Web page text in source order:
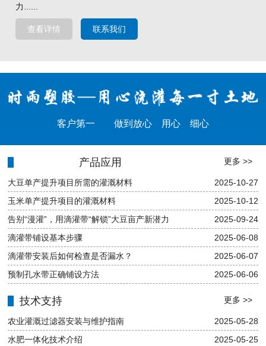
力......
查看详情 联系我们
客户第一 做到放心 用心 细心
更多 >>
产品应用
2025-10-27
大豆单产提升项目所需的灌溉材料
2025-10-12
玉米单产提升项目的灌溉材料
2025-09-24
告别“漫灌”，用滴灌带“解锁”大豆亩产新潜力
2025-06-08
滴灌带铺设基本步骤
2025-06-07
滴灌带安装后如何检查是否漏水？
2025-06-06
预制孔水带正确铺设方法
更多 >>
技术支持
2025-05-28
农业灌溉过滤器安装与维护指南
2025-05-25
水肥一体化技术介绍